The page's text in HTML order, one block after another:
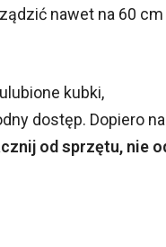
nawet na 60 cm
kubki,
dostęp. Dopiero na
od sprzętu, nie